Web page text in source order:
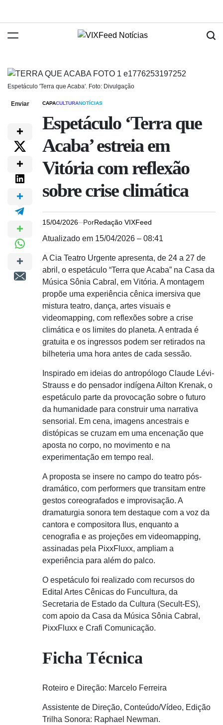
Espetáculo 'Terra que Acaba'. Foto: Divulgação
Enviar CAPACULTURANOTÍCIAS
Espetáculo ‘Terra que
Acaba’ estreia em
Vitória com reflexão
sobre crise climática
15/04/2026 PorRedação VIXFeed
Atualizado em 15/04/2026 – 08:41
A Cia Teatro Urgente apresenta, de 24 a 27 de
abril, o espetáculo “Terra que Acaba” na Casa da
Música Sônia Cabral, em Vitória. A montagem
propõe uma experiência cênica imersiva que
mistura teatro, dança, artes visuais e
videomapping, com reflexões sobre a crise
climática e os limites do planeta. A entrada é
gratuita e os ingressos podem ser retirados na
bilheteria uma hora antes de cada sessão.
Inspirado em ideias do antropólogo Claude Lévi-
Strauss e do pensador indígena Ailton Krenak, o
espetáculo parte da provocação sobre o futuro
da humanidade para construir uma narrativa
sensorial. Em cena, imagens ancestrais e
distópicas se cruzam em uma encenação que
aposta no corpo, no movimento e na
experimentação em tempo real.
A proposta se insere no campo do teatro pós-
dramático, com performers que transitam entre
gestos coreografados e improvisação. A
dramaturgia sonora tem destaque com a voz da
cantora e compositora Ilus, enquanto a
cenografia e as projeções em videomapping,
assinadas pela PixxFluxx, ampliam a
experiência para além do palco.
O espetáculo foi realizado com recursos do
Edital Artes Cênicas do Funcultura, da
Secretaria de Estado da Cultura (Secult-ES),
com apoio da Casa da Música Sônia Cabral,
PixxFluxx e Crafi Comunicação.
Ficha Técnica
Roteiro e Direção: Marcelo Ferreira
Assistente de Direção, Conteúdo/Vídeo, Edição
Trilha Sonora: Raphael Newman.